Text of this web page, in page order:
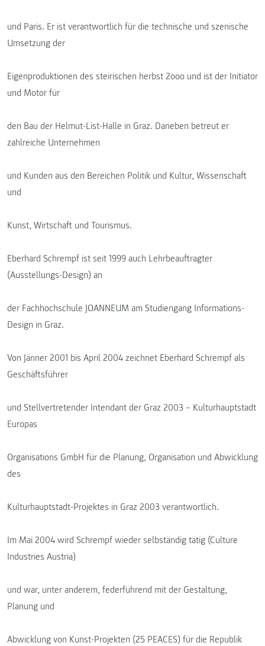
und Paris. Er ist verantwortlich für die technische und szenische
Umsetzung der
Eigenproduktionen des steirischen herbst 2ooo und ist der Initiator
und Motor für
den Bau der Helmut-List-Halle in Graz. Daneben betreut er
zahlreiche Unternehmen
und Kunden aus den Bereichen Politik und Kultur, Wissenschaft
und
Kunst, Wirtschaft und Tourismus.
Eberhard Schrempf ist seit 1999 auch Lehrbeauftragter
(Ausstellungs-Design) an
der Fachhochschule JOANNEUM am Studiengang Informations-
Design in Graz.
Von Jänner 2001 bis April 2004 zeichnet Eberhard Schrempf als
Geschäftsführer
und Stellvertretender Intendant der Graz 2003 – Kulturhauptstadt
Europas
Organisations GmbH für die Planung, Organisation und Abwicklung
des
Kulturhauptstadt-Projektes in Graz 2003 verantwortlich.
Im Mai 2004 wird Schrempf wieder selbständig tätig (Culture
Industries Austria)
und war, unter anderem, federführend mit der Gestaltung,
Planung und
Abwicklung von Kunst-Projekten (25 PEACES) für die Republik